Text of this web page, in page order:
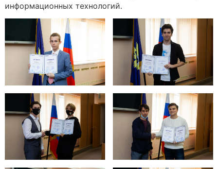
информационных технологий.